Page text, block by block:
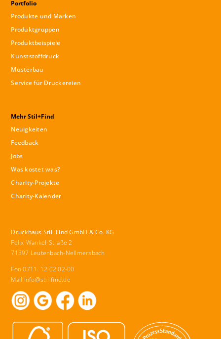
Portfolio
Produkte und Marken
Produktgruppen
Produktbeispiele
Kunststoffdruck
Musterbau
Service für Druckereien
Mehr Stil+Find
Neuigkeiten
Feedback
Jobs
Was kostet was?
Charity-Projekte
Charity-Kalender
Druckhaus Stil+Find GmbH & Co. KG
Felix-Wankel-Straße 2
71397 Leutenbach-Nellmersbach
Fon 0711. 12 02 02-00
Mail info@stil-find.de